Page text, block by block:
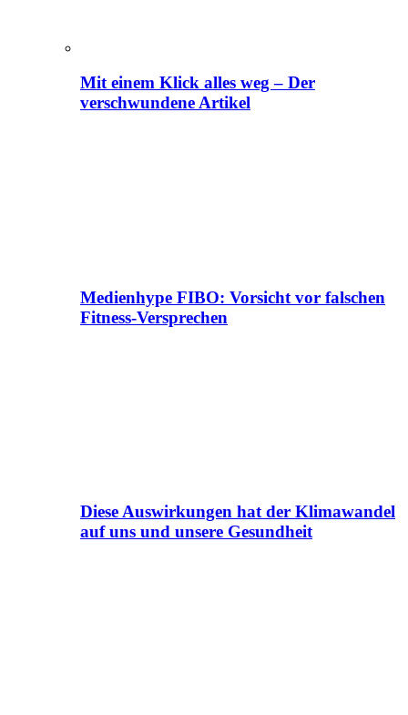
Mit einem Klick alles weg – Der
verschwundene Artikel
Medienhype FIBO: Vorsicht vor falschen
Fitness-Versprechen
Diese Auswirkungen hat der Klimawandel
auf uns und unsere Gesundheit